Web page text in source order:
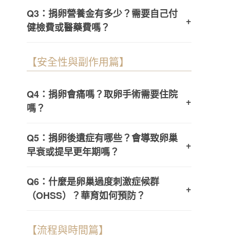
Q3：捐卵營養金有多少？需要自己付
健檢費或醫藥費嗎？
+
【安全性與副作用篇】
Q4：捐卵會痛嗎？取卵手術需要住院
嗎？
+
Q5：捐卵後遺症有哪些？會導致卵巢
早衰或提早更年期嗎？
+
Q6：什麼是卵巢過度刺激症候群
（OHSS）？華育如何預防？
+
【流程與時間篇】